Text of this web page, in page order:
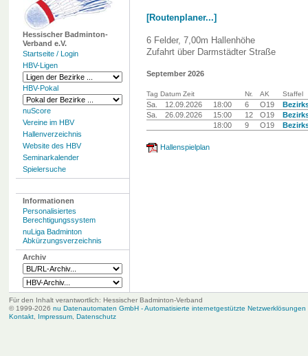
Hessischer Badminton-
Verband e.V.
Startseite / Login
HBV-Ligen
HBV-Pokal
nuScore
Vereine im HBV
Hallenverzeichnis
Website des HBV
Seminarkalender
Spielersuche
Informationen
Personalisiertes
Berechtigungssystem
nuLiga Badminton
Abkürzungsverzeichnis
Archiv
[Routenplaner...]
6 Felder, 7,00m Hallenhöhe
Zufahrt über Darmstädter Straße
September 2026
Tag Datum Zeit Nr. AK Staffel
Sa. 12.09.2026 18:00 6 O19
Sa.
26.09.2026 15:00 12 O19
18:00
9 O19
Hallenspielplan
Für den Inhalt verantwortlich: Hessischer Badminton-Verband
© 1999-2026 nu Datenautomaten GmbH - Automatisierte internetgestützte Netzwerklösungen
Kontakt, Impressum, Datenschutz